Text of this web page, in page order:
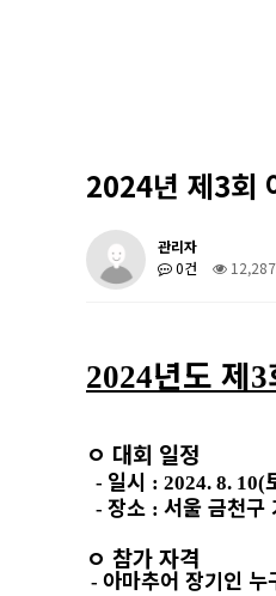
2024년 제3회
관리자
0건
2024년도 제3
ㅇ 대회 일정
- 일시 : 2024. 8. 10(
- 장소 : 서울 금천구
ㅇ 참가 자격
- 아마추어 장기인 누